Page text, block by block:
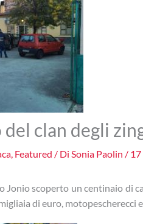
del clan degli
, Featured / Di Sonia Paolin /
Jonio scoperto un centinaio di
di euro, motopescherecci